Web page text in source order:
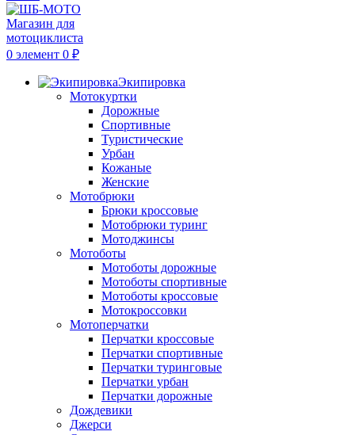
0 элемент 0 ₽
Экипировка
Мотокуртки
Дорожные
Спортивные
Туристические
Урбан
Кожаные
Женские
Мотобрюки
Брюки кроссовые
Мотобрюки туринг
Мотоджинсы
Мотоботы
Мотоботы дорожные
Мотоботы спортивные
Мотоботы кроссовые
Мотокроссовки
Мотоперчатки
Перчатки кроссовые
Перчатки спортивные
Перчатки туринговые
Перчатки урбан
Перчатки дорожные
Дождевики
Джерси